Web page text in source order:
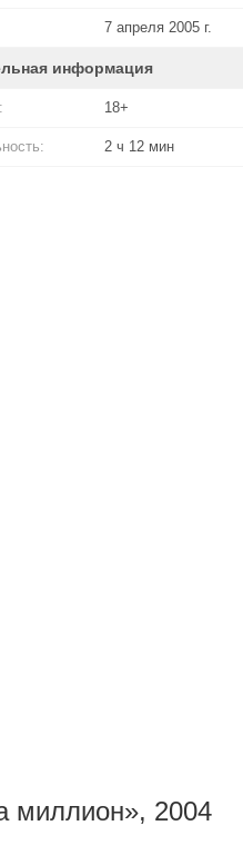
7 апреля 2005 г.
информация
18+
2 ч 12 мин
2004